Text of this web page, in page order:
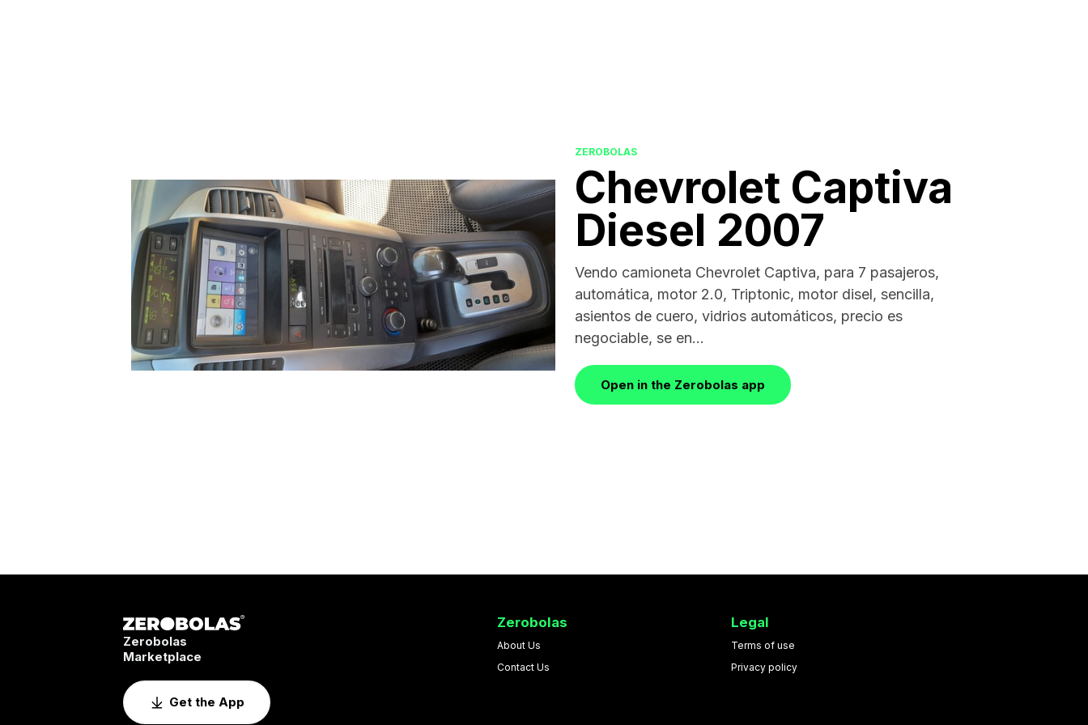
ZEROBOLAS
Chevrolet Captiva
Diesel 2007
Vendo camioneta Chevrolet Captiva, para 7 pasajeros,
automática, motor 2.0, Triptonic, motor disel, sencilla,
asientos de cuero, vidrios automáticos, precio es
negociable, se en...
Open in the Zerobolas app
Zerobolas
Marketplace
Get the App
Zerobolas
About Us
Contact Us
Legal
Terms of use
Privacy policy